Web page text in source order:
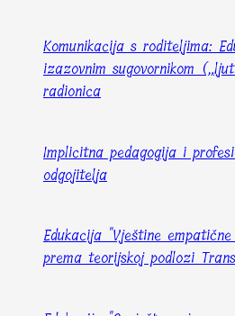
Komunikacija s roditeljima:
izazovnim sugovornikom
radionica
Implicitna pedagogija i
odgojitelja
Edukacija "Vještine
prema teorijskoj podlozi